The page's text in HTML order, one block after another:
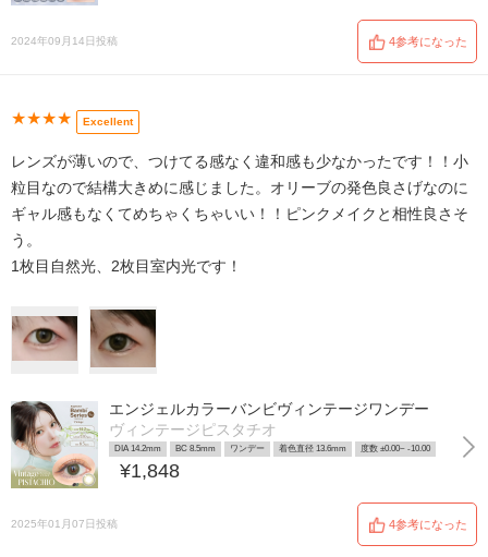
2024年09月14日投稿 4参考になった
★★★★ Excellent
レンズが薄いので、つけてる感なく違和感も少なかったです！！小
粒目なので結構大きめに感じました。オリーブの発色良さげなのに
ギャル感もなくてめちゃくちゃいい！！ピンクメイクと相性良さそ
う。
1枚目自然光、2枚目室内光です！
エンジェルカラーバンビヴィンテージワンデー
ヴィンテージピスタチオ
DIA 14.2mm BC 8.5mm ワンデー 着色直径 13.6mm 度数 ±0.00~ -10.00
¥1,848
2025年01月07日投稿 4参考になった